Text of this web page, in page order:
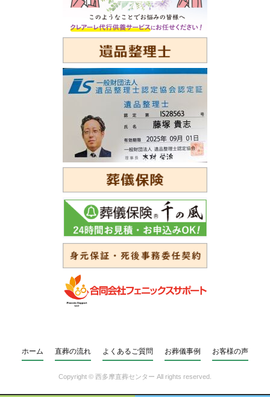
ホーム 直葬の流れ よくあるご質問 お葬儀事例 お客様の声
Copyright © 西多摩直葬センター All rights reserved.